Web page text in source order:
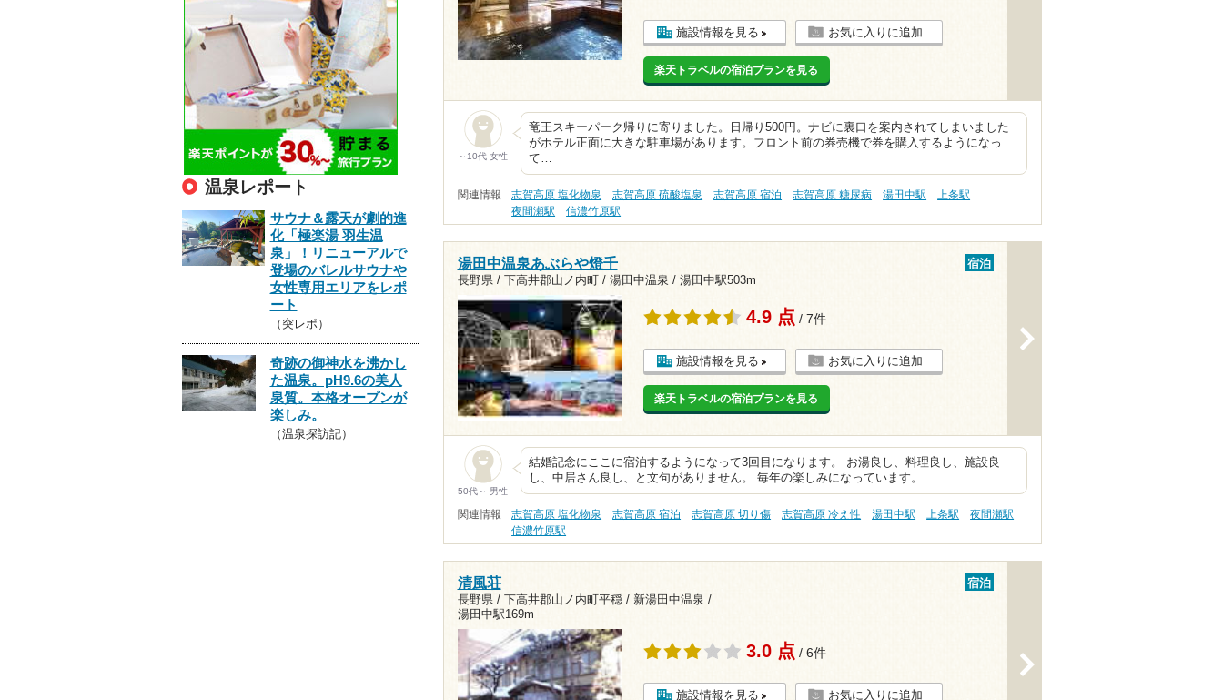
施設情報を見る お気に入りに追加
楽天トラベルの宿泊プランを見る
～10代 女性
竜王スキーパーク帰りに寄りました。日帰り500円。ナビに裏口を案内されてしまいました
がホテル正面に大きな駐車場があります。フロント前の券売機で券を購入するようになっ
て…
関連情報 志賀高原 塩化物泉 志賀高原 硫酸塩泉 志賀高原 宿泊 志賀高原 糖尿病 湯田中駅
上条駅
夜間瀬駅
信濃竹原駅
湯田中温泉あぶらや燈千
長野県 / 下高井郡山ノ内町 / 湯田中温泉 / 湯田中駅503m
宿泊
4.9 点 / 7件
施設情報を見る お気に入りに追加
楽天トラベルの宿泊プランを見る
50代～ 男性
結婚記念にここに宿泊するようになって3回目になります。 お湯良し、料理良し、施設良
し、中居さん良し、と文句がありません。 毎年の楽しみになっています。
関連情報 志賀高原 塩化物泉 志賀高原 宿泊 志賀高原 切り傷 志賀高原 冷え性 湯田中駅 上条駅
夜間瀬駅
信濃竹原駅
清風荘
長野県 / 下高井郡山ノ内町平穏 / 新湯田中温泉 /
湯田中駅169m
宿泊
3.0 点 / 6件
施設情報を見る お気に入りに追加
温泉レポート
サウナ＆露天が劇的進
化「極楽湯 羽生温
泉」！リニューアルで
登場のバレルサウナや
女性専用エリアをレポ
ート
（突レポ）
奇跡の御神水を沸かし
た温泉。pH9.6の美人
泉質。本格オープンが
楽しみ。
（温泉探訪記）